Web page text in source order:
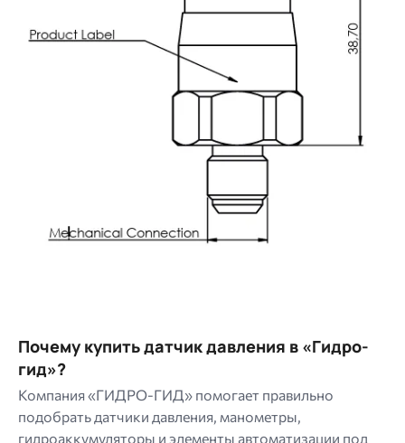
Почему купить датчик давления в «Гидро-
гид»?
Компания «ГИДРО-ГИД» помогает правильно
подобрать датчики давления, манометры,
гидроаккумуляторы и элементы автоматизации под